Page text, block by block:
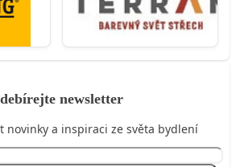
newsletter
novinky a inspiraci ze světa bydlení